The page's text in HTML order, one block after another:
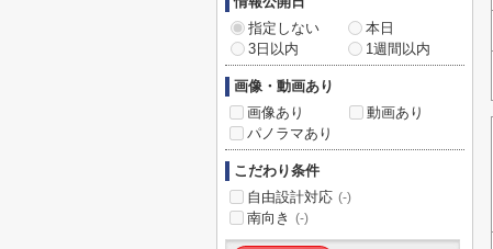
指定しない
本日
3日以内
1週間以内
画像・動画あり
画像あり
動画あり
パノラマあり
こだわり条件
自由設計対応 (-)
南向き (-)